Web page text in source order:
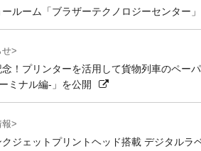
ルーム「ブラザーテクノロジーセンター
>
念！プリンターを活用して貨物列車のペ
ミナル編-」を公開
>
ジェットプリントヘッド搭載 デジタルラ